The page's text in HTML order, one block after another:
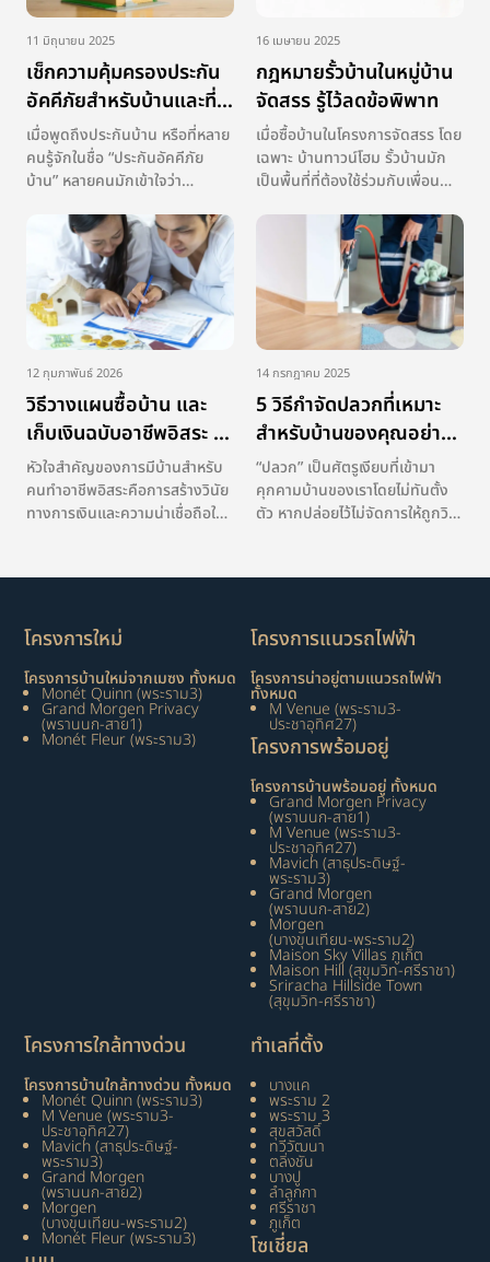
11 มิถุนายน 2025
เช็กความคุ้มครองประกัน
อัคคีภัยสำหรับบ้านและที่
อยู่อาศัย
เมื่อพูดถึงประกันบ้าน หรือที่หลาย
คนรู้จักในชื่อ “ประกันอัคคีภัย
บ้าน” หลายคนมักเข้าใจว่า
แต่ในความเป็นจริงแล้ว ประกัน
บ้านยุคใหม่มีความคุ้มครองที่
หลากหลาย ครอบคลุมทั้งภัย
ธรรมชาติ อุบัติเหตุ และความเสีย
หายต่อทรัพย์ส […]
16 เมษายน 2025
กฎหมายรั้วบ้านในหมู่บ้าน
จัดสรร รู้ไว้ลดข้อพิพาท
เมื่อซื้อบ้านในโครงการจัดสรร โดย
เฉพาะ บ้านทาวน์โฮม รั้วบ้านมัก
เป็นพื้นที่ที่ต้องใช้ร่วมกับเพื่อน
ว่า “รั้วนี้เป็นของใคร?” “หากพัง
ใครต้องซ่อม?” “เปลี่ยนรั้วใหม่ได้
ไหม?” การรู้จัก […]
12 กุมภาพันธ์ 2026
วิธีวางแผนซื้อบ้าน และ
เก็บเงินฉบับอาชีพอิสระ กู้
ผ่านชัวร์
หัวใจสำคัญของการมีบ้านสำหรับ
คนทำอาชีพอิสระคือการสร้างวินัย
ทางการเงินและความน่าเชื่อถือให้
ระบบด้วยการแยกบัญชีธุรกิจออก
ให้ตัวเอง เพื่อสร้างรายการเดิน
บัญชีที่ส […]
14 กรกฎาคม 2025
5 วิธีกำจัดปลวกที่เหมาะ
สำหรับบ้านของคุณอย่าง
แท้จริง
“ปลวก” เป็นศัตรูเงียบที่เข้ามา
คุกคามบ้านของเราโดยไม่ทันตั้ง
ตัว หากปล่อยไว้ไม่จัดการให้ถูกวิธี
เฟอร์นิเจอร์ และทำให้บ้านเสียหาย
เลือกหลักในการป้องกัน แต่จะ
เลือกใช้ว […]
โครงการใหม่
โครงการบ้านใหม่จากเมซง ทั้งหมด
Monét Quinn (พระราม3)
Grand Morgen Privacy
(พรานนก-สาย1)
Monét Fleur (พระราม3)
โครงการแนวรถไฟฟ้า
โครงการน่าอยู่ตามแนวรถไฟฟ้า
ทั้งหมด
M Venue (พระราม3-
ประชาอุทิศ27)
โครงการพร้อมอยู่
โครงการบ้านพร้อมอยู่ ทั้งหมด
Grand Morgen Privacy
(พรานนก-สาย1)
M Venue (พระราม3-
ประชาอุทิศ27)
Mavich (สาธุประดิษฐ์-
พระราม3)
Grand Morgen
(พรานนก-สาย2)
Morgen
(บางขุนเทียน-พระราม2)
Maison Sky Villas ภูเก็ต
Maison Hill (สุขุมวิท-ศรีราชา)
Sriracha Hillside Town
(สุขุมวิท-ศรีราชา)
โครงการใกล้ทางด่วน
โครงการบ้านใกล้ทางด่วน ทั้งหมด
Monét Quinn (พระราม3)
M Venue (พระราม3-
ประชาอุทิศ27)
Mavich (สาธุประดิษฐ์-
พระราม3)
Grand Morgen
(พรานนก-สาย2)
Morgen
(บางขุนเทียน-พระราม2)
Monét Fleur (พระราม3)
ทำเลที่ตั้ง
บางแค
พระราม 2
พระราม 3
สุขสวัสดิ์
ทวีวัฒนา
ตลิ่งชัน
บางปู
ลำลูกกา
ศรีราชา
ภูเก็ต
โซเชี่ยล